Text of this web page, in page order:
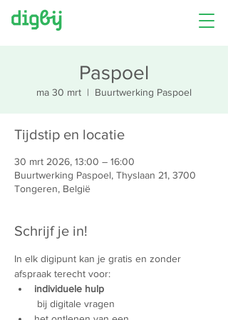
Paspoel
ma 30 mrt
  |
Buurtwerking Paspoel
Tijdstip en locatie
30 mrt 2026, 13:00 – 16:00
Buurtwerking Paspoel, Thyslaan 21, 3700
Tongeren, België
Schrijf je in!
In elk digipunt kan je gratis en zonder
afspraak terecht voor:
individuele hulp
bij digitale vragen